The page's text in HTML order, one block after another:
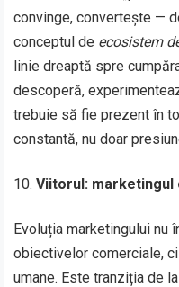
convinge, convertește —
conceptul de ecosistem
linie dreaptă spre
descoperă,
trebuie să fie prezent în
constantă, nu doar
Viitorul: marketingul
Evoluția marketingului nu
obiectivelor comerciale,
umane. Este tranziția de